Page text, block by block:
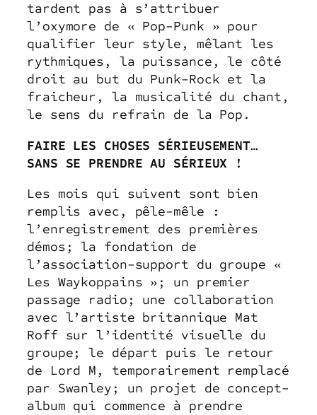
tardent pas à s’attribuer
l’oxymore de « Pop-Punk » pour
qualifier leur style, mêlant les
rythmiques, la puissance, le côté
droit au but du Punk-Rock et la
fraicheur, la musicalité du chant,
le sens du refrain de la Pop.
FAIRE LES CHOSES SÉRIEUSEMENT…
SANS SE PRENDRE AU SÉRIEUX !
Les mois qui suivent sont bien
remplis avec, pêle-mêle :
l’enregistrement des premières
démos; la fondation de
l’association-support du groupe «
Les Waykoppains »; un premier
passage radio; une collaboration
avec l’artiste britannique Mat
Roff sur l’identité visuelle du
groupe; le départ puis le retour
de Lord M, temporairement remplacé
par Swanley; un projet de concept-
album qui commence à prendre